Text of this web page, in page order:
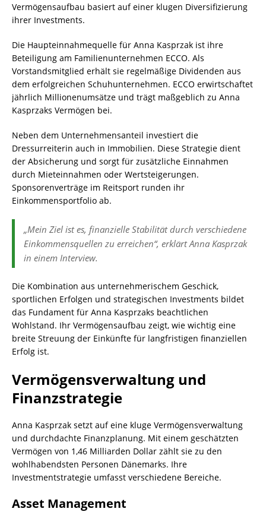
Vermögensaufbau basiert auf einer klugen Diversifizierung
ihrer Investments.
Die Haupteinnahmequelle für Anna Kasprzak ist ihre
Beteiligung am Familienunternehmen ECCO. Als
Vorstandsmitglied erhält sie regelmäßige Dividenden aus
dem erfolgreichen Schuhunternehmen. ECCO erwirtschaftet
jährlich Millionenumsätze und trägt maßgeblich zu Anna
Kasprzaks Vermögen bei.
Neben dem Unternehmensanteil investiert die
Dressurreiterin auch in Immobilien. Diese Strategie dient
der Absicherung und sorgt für zusätzliche Einnahmen
durch Mieteinnahmen oder Wertsteigerungen.
Sponsorenverträge im Reitsport runden ihr
Einkommensportfolio ab.
„Mein Ziel ist es, finanzielle Stabilität durch verschiedene
Einkommensquellen zu erreichen“, erklärt Anna Kasprzak
in einem Interview.
Die Kombination aus unternehmerischem Geschick,
sportlichen Erfolgen und strategischen Investments bildet
das Fundament für Anna Kasprzaks beachtlichen
Wohlstand. Ihr Vermögensaufbau zeigt, wie wichtig eine
breite Streuung der Einkünfte für langfristigen finanziellen
Erfolg ist.
Vermögensverwaltung und
Finanzstrategie
Anna Kasprzak setzt auf eine kluge Vermögensverwaltung
und durchdachte Finanzplanung. Mit einem geschätzten
Vermögen von 1,46 Milliarden Dollar zählt sie zu den
wohlhabendsten Personen Dänemarks. Ihre
Investmentstrategie umfasst verschiedene Bereiche.
Asset Management